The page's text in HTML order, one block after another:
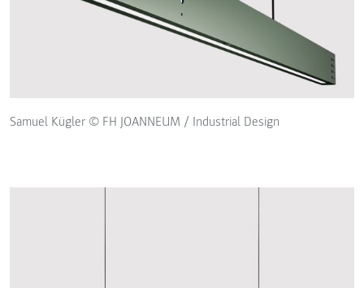
Samuel Kügler © FH JOANNEUM / Industrial Design